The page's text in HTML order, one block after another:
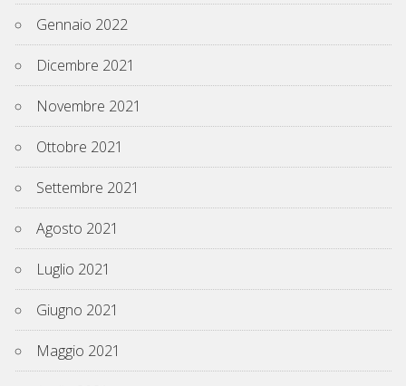
Gennaio 2022
Dicembre 2021
Novembre 2021
Ottobre 2021
Settembre 2021
Agosto 2021
Luglio 2021
Giugno 2021
Maggio 2021